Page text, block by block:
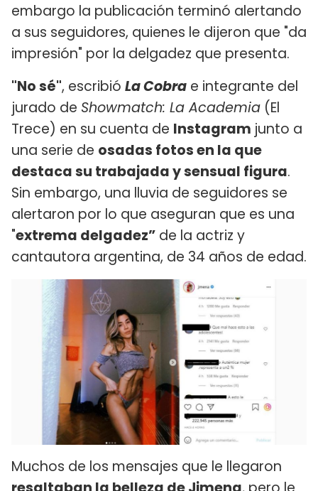
embargo la publicación terminó alertando
a sus seguidores, quienes le dijeron que "da
impresión" por la delgadez que presenta.
"No sé", escribió La Cobra e integrante del
jurado de Showmatch: La Academia (El
Trece) en su cuenta de Instagram junto a
una serie de osadas fotos en la que
destaca su trabajada y sensual figura.
Sin embargo, una lluvia de seguidores se
alertaron por lo que aseguran que es una
"extrema delgadez” de la actriz y
cantautora argentina, de 34 años de edad.
Muchos de los mensajes que le llegaron